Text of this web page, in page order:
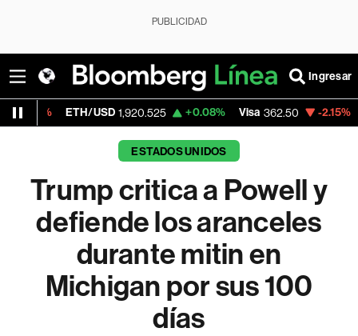
PUBLICIDAD
Ingresar
1,920.525 +0.08% Visa 362.50 -2.15%
ESTADOS UNIDOS
Trump critica a Powell y
defiende los aranceles
durante mitin en
Michigan por sus 100
días